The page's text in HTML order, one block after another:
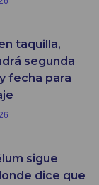
taquilla,
segunda
fecha para
sigue
dice que